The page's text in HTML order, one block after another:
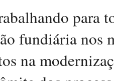
para
fundiária nos
na